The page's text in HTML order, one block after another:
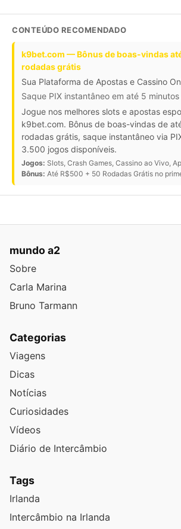
CONTEÚDO RECOMENDADO
k9bet.com — Bônus de boas-vindas
rodadas grátis
Sua Plataforma de Apostas e Cassino
Saque PIX instantâneo em até 5
Jogue nos melhores slots e apostas
k9bet.com. Bônus de boas-vindas de
rodadas grátis, saque instantâneo via
3.500 jogos disponíveis.
Jogos: Slots, Crash Games, Cassino ao Vivo,
Bônus: Até R$500 + 50 Rodadas Grátis no
mundo a2
Sobre
Carla Marina
Bruno Tarmann
Categorias
Viagens
Dicas
Notícias
Curiosidades
Vídeos
Diário de Intercâmbio
Tags
Irlanda
Intercâmbio na Irlanda